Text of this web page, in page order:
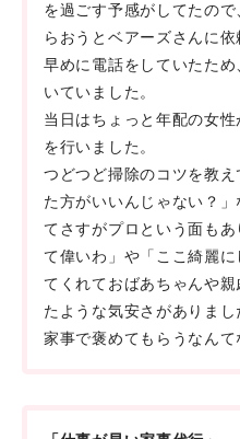
を過ごす予感がしてたの
らおうとベアーズさんに依
早めに電話をしていたた
いていました。
当日はちょっと年配の女
を行いました。
つどつど掃除のコツを教
た方がいいんじゃない？
てさすがプロという面も
て偉いわ」や「ここ綺麗
てくれておばあちゃんや
たような気安さがありまし
家事で褒めてもらうなんて